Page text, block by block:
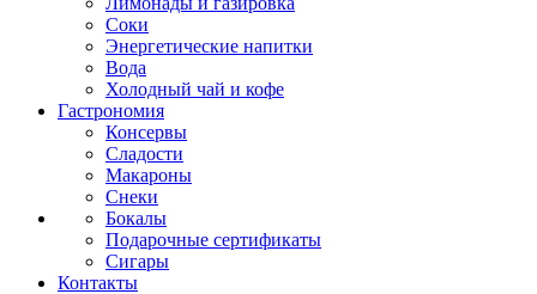
Соки
Энергетические напитки
Вода
Холодный чай и кофе
Гастрономия
Консервы
Сладости
Макароны
Снеки
Бокалы
Подарочные сертификаты
Сигары
Контакты